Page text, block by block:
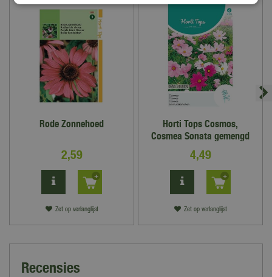
Bekijk hier onze openingstijden
Rode Zonnehoed
2,59
Zet op verlanglijst
Horti Tops Cosmos,
Cosmea Sonata gemengd
4,49
Zet op verlanglijst
Recensies